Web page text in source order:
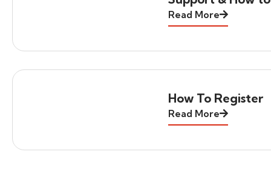
Read More
How To Register
Read More